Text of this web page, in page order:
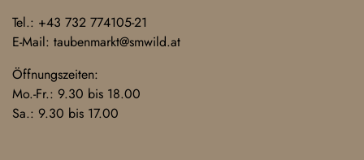
Tel.: +43 732 774105-21
E-Mail: taubenmarkt@smwild.at
Öffnungszeiten:
Mo.-Fr.: 9.30 bis 18.00
Sa.: 9.30 bis 17.00